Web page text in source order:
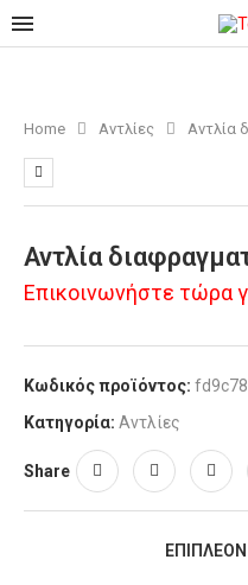
Home Αντλίες Αντλία
Αντλία
Επικοινωνήστε τώρα
Κωδικός προϊόντος:
Κατηγορία: Αντλίες
Share